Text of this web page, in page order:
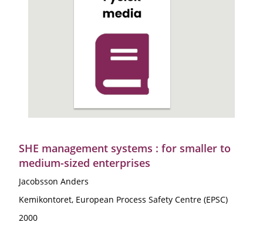
SHE management systems : for smaller to
medium-sized enterprises
Jacobsson Anders
Kemikontoret, European Process Safety Centre (EPSC)
2000